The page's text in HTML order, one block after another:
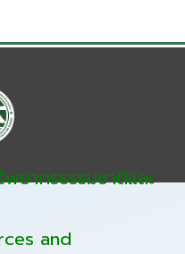
ยากรธรรมชาติและ
and